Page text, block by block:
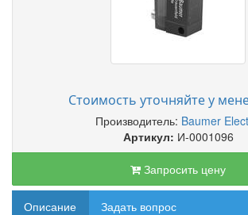
Стоимость уточняйте у
Производитель: Baumer
Артикул: И-0001096
Запросить цену
Описание Задать вопрос